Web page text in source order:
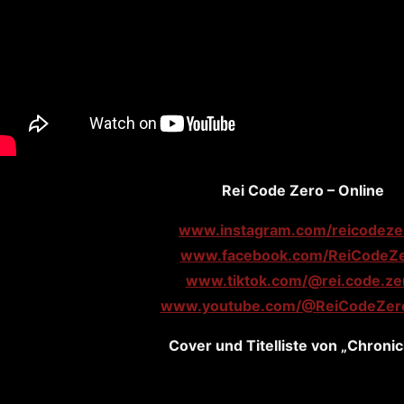
Rei Code Zero – Online
www.instagram.com/
www.facebook.com/
www.tiktok.com/
www.youtube.com/
Cover und Titelliste von